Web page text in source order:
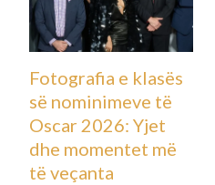
Fotografia e klasës
së nominimeve të
Oscar 2026: Yjet
dhe momentet më
të veçanta